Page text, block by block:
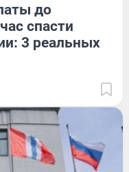
до
спасти
3 реальных